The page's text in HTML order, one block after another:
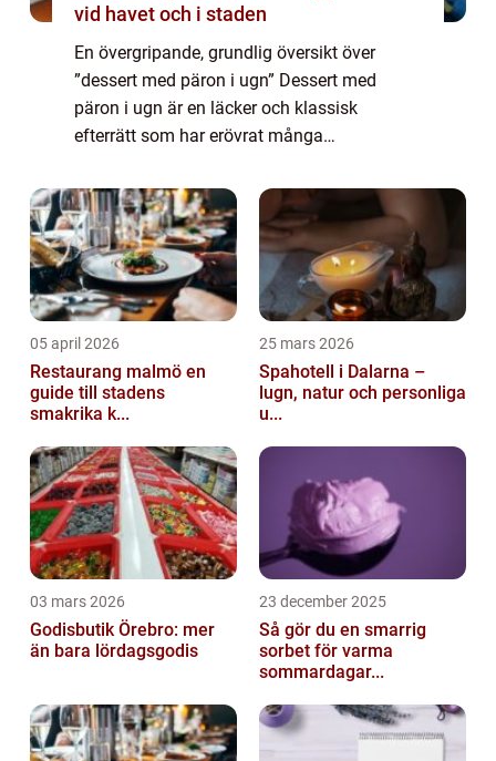
vid havet och i staden
En övergripande, grundlig översikt över
”dessert med päron i ugn” Dessert med
päron i ugn är en läcker och klassisk
efterrätt som har erövrat många
sötma från mogna päron och värmande
ugnsvärme ska...
05 april 2026
Restaurang malmö en
guide till stadens
smakrika k...
25 mars 2026
Spahotell i Dalarna –
lugn, natur och personliga
u...
03 mars 2026
Godisbutik Örebro: mer
än bara lördagsgodis
23 december 2025
Så gör du en smarrig
sorbet för varma
sommardagar...